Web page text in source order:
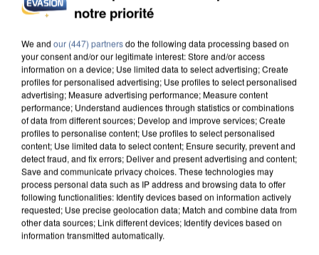
INCENDIES : L’ÎLE-DE-FRANCE LANCE UN ÉLAN
DE SOLIDARITÉ AVEC LES...
notre priorité
We and our (447) partnersdo the following data processing based on
your consent and/or our legitimate interest: Store and/or access
information on a device; Use limited data to select advertising; Create
profiles for personalised advertising; Use profiles to select personalised
advertising; Measure advertising performance; Measure content
performance; Understand audiences through statistics or combinations
of data from different sources; Develop and improve services; Create
profiles to personalise content; Use profiles to select personalised
content; Use limited data to select content; Ensure security, prevent and
detect fraud, and fix errors; Deliver and present advertising and content;
Save and communicate privacy choices. These technologies may
process personal data such as IP address and browsing data to offer
following functionalities: Identify devices based on information actively
requested; Use precise geolocation data; Match and combine data from
other data sources; Link different devices; Identify devices based on
information transmitted automatically.